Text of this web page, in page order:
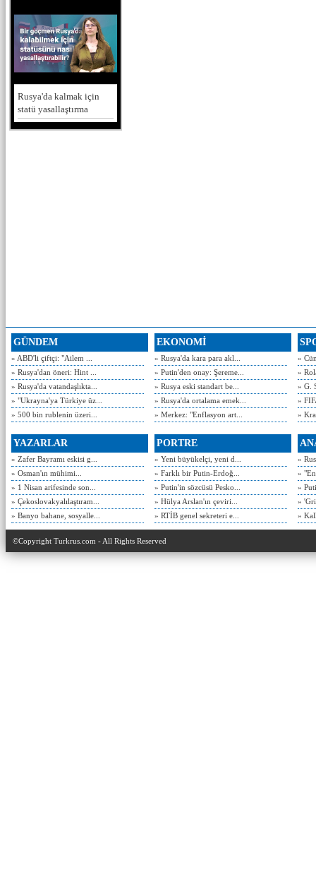
Rusya'da kalmak için
statü yasallaştırma
GÜNDEM
» ABD'li çiftçi: "Ailem ...
» Rusya'dan öneri: Hint ...
» Rusya'da vatandaşlıkta...
» "Ukrayna'ya Türkiye üz...
» 500 bin rublenin üzeri...
EKONOMİ
» Rusya'da kara para akl...
» Putin'den onay: Şereme...
» Rusya eski standart be...
» Rusya'da ortalama emek...
» Merkez: "Enflasyon art...
»
»
» G.
»
»
YAZARLAR
» Zafer Bayramı eskisi g...
» Osman'ın mühimi...
» 1 Nisan arifesinde son...
» Çekoslovakyalılaştıram...
» Banyo bahane, sosyalle...
PORTRE
» Yeni büyükelçi, yeni d...
» Farklı bir Putin-Erdoğ...
» Putin'in sözcüsü Pesko...
» Hülya Arslan'ın çeviri...
» RTİB genel sekreteri e...
»
»
»
»
»
©Copyright Turkrus.com - All Rights Reserved